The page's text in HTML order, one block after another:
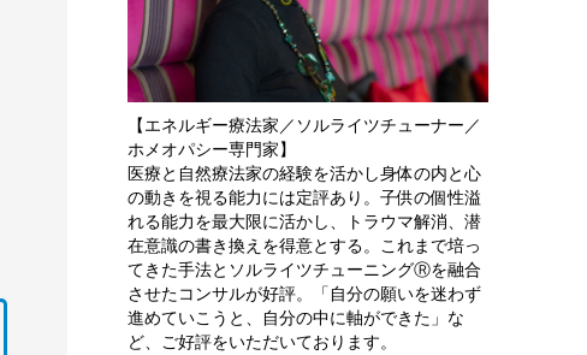
【エネルギー療法家／ソルライツチューナー／
ホメオパシー専門家】
医療と自然療法家の経験を活かし身体の内と心
の動きを視る能力には定評あり。子供の個性溢
れる能力を最大限に活かし、トラウマ解消、潜
在意識の書き換えを得意とする。これまで培っ
てきた手法とソルライツチューニングⓇを融合
させたコンサルが好評。「自分の願いを迷わず
進めていこうと、自分の中に軸ができた」な
ど、ご好評をいただいております。